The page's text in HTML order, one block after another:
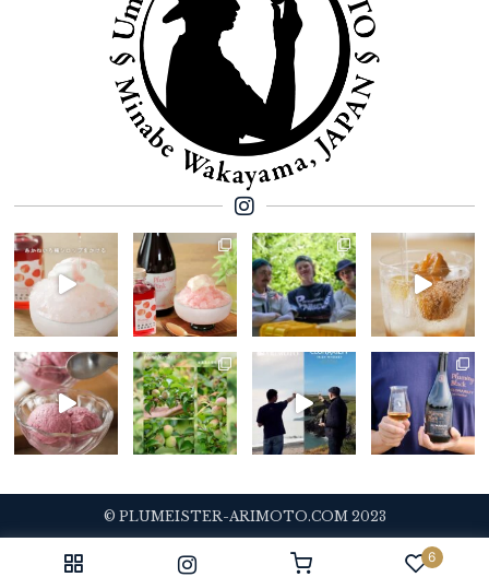
6
© PLUMEISTER-ARIMOTO.COM 2023